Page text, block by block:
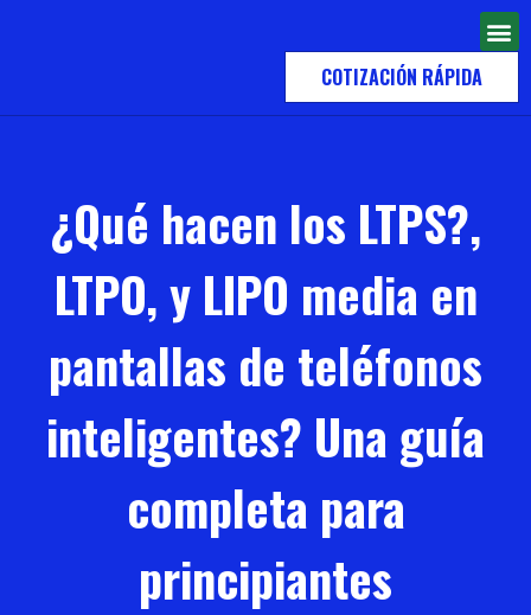
COTIZACIÓN RÁPIDA
¿Qué hacen los LTPS?,
LTPO, y LIPO media en
pantallas de teléfonos
inteligentes? Una guía
completa para
principiantes